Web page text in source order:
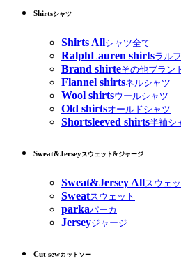
Shirtsシャツ
Shirts Allシャツ全て
RalphLauren shirtsラル
Brand shirteその他ブラン
Flannel shirtsネルシャツ
Wool shirtsウールシャツ
Old shirtsオールドシャツ
Shortsleeved shirts半袖シ
Sweat&Jerseyスウェット&ジャージ
Sweat&Jersey Allスウェ
Sweatスウェット
parkaパーカ
Jerseyジャージ
Cut sewカットソー